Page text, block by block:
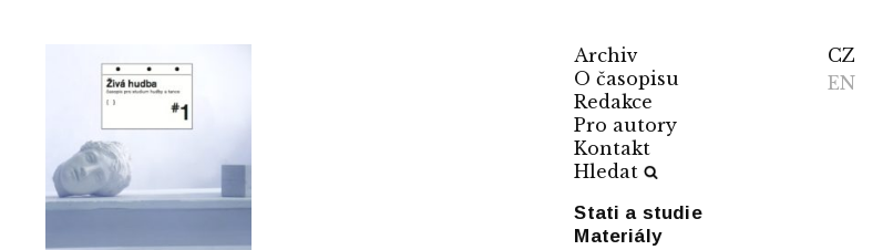
Archiv
O časopisu
Redakce
Pro autory
Kontakt
Hledat
Stati a studie
Materiály
CZ
EN